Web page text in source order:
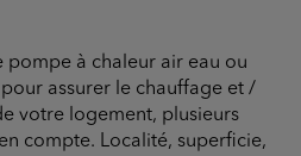
pompe à chaleur air eau ou
assurer le chauffage et /
votre logement, plusieurs
compte. Localité, superficie,